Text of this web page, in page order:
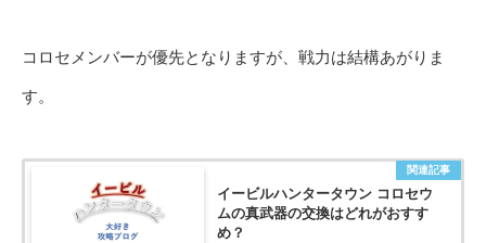
コロセメンバーが優先となりますが、戦力は結構あがりま
す。
関連記事
イービルハンタータウン コロセウ
ムの真武器の交換はどれがおすす
め？